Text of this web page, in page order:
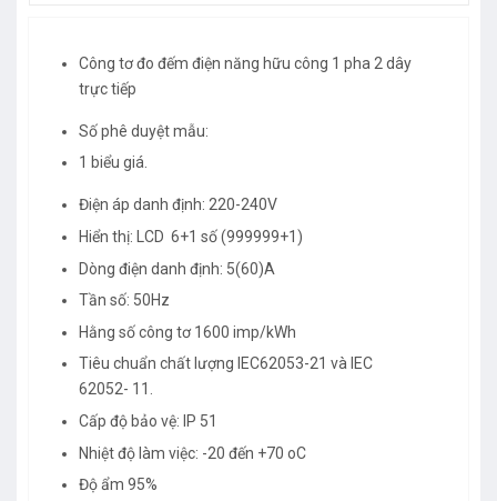
Công tơ đo đếm điện năng hữu công 1 pha 2 dây
trực tiếp
Số phê duyệt mẫu:
1 biểu giá.
Điện áp danh định: 220-240V
Hiển thị: LCD 6+1 số (999999+1)
Dòng điện danh định: 5(60)A
Tần số: 50Hz
Hằng số công tơ 1600 imp/kWh
Tiêu chuẩn chất lượng IEC62053-21 và IEC
62052- 11.
Cấp độ bảo vệ: IP 51
Nhiệt độ làm việc: -20 đến +70 oC
Độ ẩm 95%